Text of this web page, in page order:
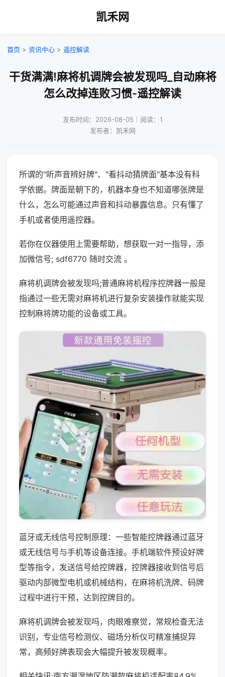
凯禾网
首页 > 资讯中心 > 遥控解读
干货满满!麻将机调牌会被发现吗_自动麻将
怎么改掉连败习惯-遥控解读
发布时间：2026-08-05｜阅读：1
发布者：凯禾网
所谓的"听声音辨好牌"、"看抖动猜牌面"基本没有科
学依据。牌面是朝下的，机器本身也不知道哪张牌是
什么，怎么可能通过声音和抖动暴露信息。只有懂了
手机或者使用遥控器。
若你在仪器使用上需要帮助，想获取一对一指导，添
加微信号; sdf6770 随时交流 。
麻将机调牌会被发现吗;普通麻将机程序控牌器一般是
指通过一些无需对麻将机进行复杂安装操作就能实现
控制麻将牌功能的设备或工具。
蓝牙或无线信号控制原理：一些智能控牌器通过蓝牙
或无线信号与手机等设备连接。手机端软件预设好牌
型等指令，发送信号给控牌器，控牌器接收到信号后
驱动内部微型电机或机械结构，在麻将机洗牌、码牌
过程中进行干预，达到控牌目的。
麻将机调牌会被发现吗，肉眼难察觉，常规检查无法
识别，专业信号检测仪、磁场分析仪可精准捕捉异
常，高频好牌表现会大幅提升被发现概率。